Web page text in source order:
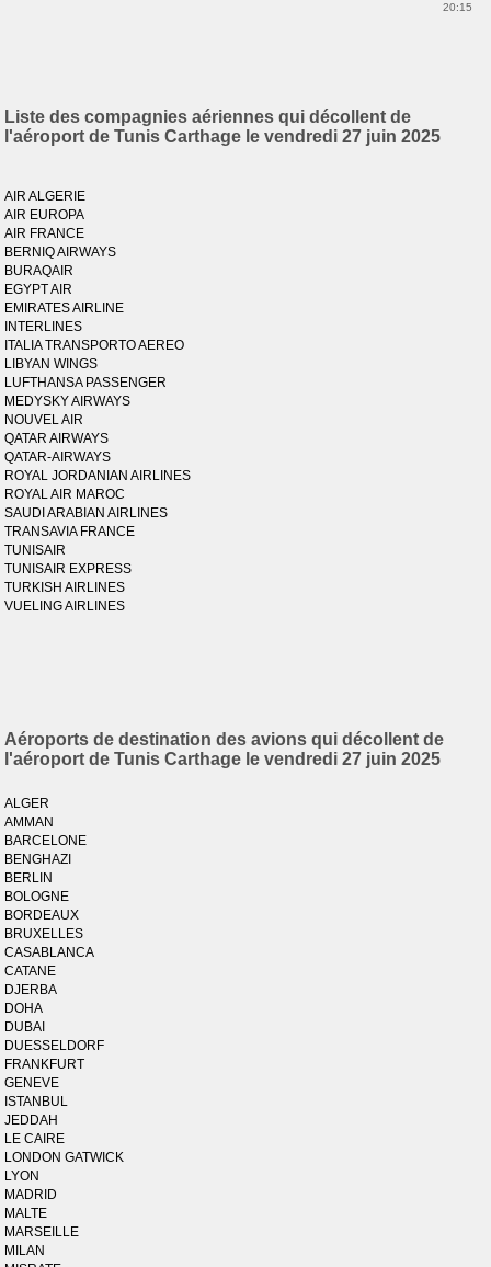
20:15
Liste des compagnies aériennes qui décollent de
l'aéroport de Tunis Carthage le vendredi 27 juin 2025
AIR ALGERIE
AIR EUROPA
AIR FRANCE
BERNIQ AIRWAYS
BURAQAIR
EGYPT AIR
EMIRATES AIRLINE
INTERLINES
ITALIA TRANSPORTO AEREO
LIBYAN WINGS
LUFTHANSA PASSENGER
MEDYSKY AIRWAYS
NOUVEL AIR
QATAR AIRWAYS
QATAR-AIRWAYS
ROYAL JORDANIAN AIRLINES
ROYAL AIR MAROC
SAUDI ARABIAN AIRLINES
TRANSAVIA FRANCE
TUNISAIR
TUNISAIR EXPRESS
TURKISH AIRLINES
VUELING AIRLINES
Aéroports de destination des avions qui décollent de
l'aéroport de Tunis Carthage le vendredi 27 juin 2025
ALGER
AMMAN
BARCELONE
BENGHAZI
BERLIN
BOLOGNE
BORDEAUX
BRUXELLES
CASABLANCA
CATANE
DJERBA
DOHA
DUBAI
DUESSELDORF
FRANKFURT
GENEVE
ISTANBUL
JEDDAH
LE CAIRE
LONDON GATWICK
LYON
MADRID
MALTE
MARSEILLE
MILAN